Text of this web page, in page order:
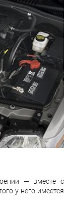
— вместе с
у него имеется